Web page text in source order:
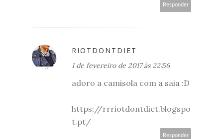
Responder
RIOTDONTDIET
1 de fevereiro de 2017 às 22:56
adoro a camisola com a saia :D
https://rrriotdontdiet.blogspo
t.pt/
Responder